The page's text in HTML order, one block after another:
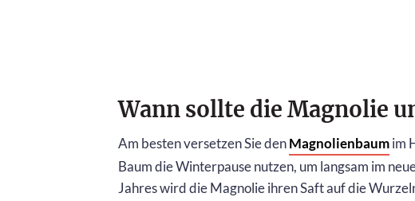
Wann sollte die Magnolie
Am besten versetzen Sie denMagnolienbaumim
Baum die Winterpause nutzen, um langsam im
Jahres wird die Magnolie ihren Saft auf die